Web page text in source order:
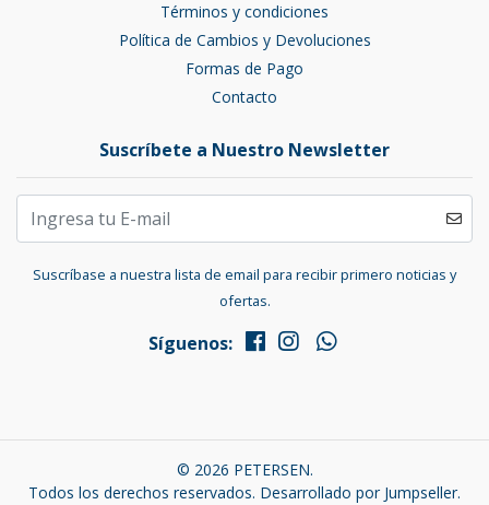
Términos y condiciones
Política de Cambios y Devoluciones
Formas de Pago
Contacto
Suscríbete a Nuestro Newsletter
Suscríbase a nuestra lista de email para recibir primero noticias y
ofertas.
Síguenos:
© 2026 PETERSEN.
Todos los derechos reservados. Desarrollado por Jumpseller.